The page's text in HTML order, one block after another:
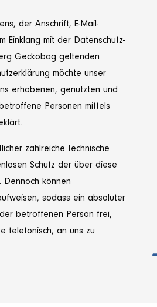
der Anschrift, E-Mail-
Einklang mit der Datenschutz-
Geckobag geltenden
möchte unser
erhobenen, genutzten und
Personen mittels
zahlreiche technische
Schutz der über diese
können
sodass ein absoluter
betroffenen Person frei,
telefonisch, an uns zu